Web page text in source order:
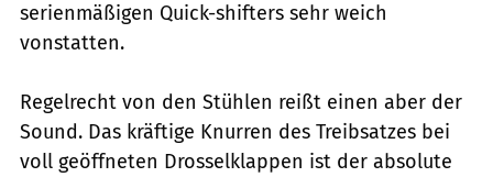
serienmäßigen Quick-shifters sehr weich
vonstatten.
Regelrecht von den Stühlen reißt einen aber der
Sound. Das kräftige Knurren des Treibsatzes bei
voll geöffneten Drosselklappen ist der absolute